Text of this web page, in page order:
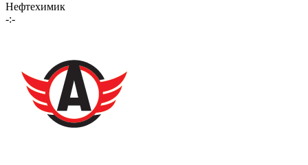
Нефтехимик
-:-